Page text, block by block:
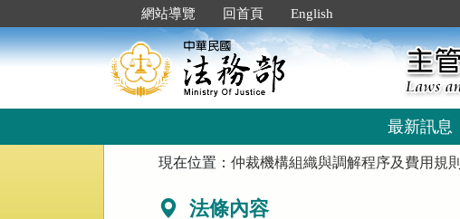
到
主
要
網站導覽 回首頁 English
最新訊息
現在位置：仲裁機構組織與調解程序及費用規則
法條內容